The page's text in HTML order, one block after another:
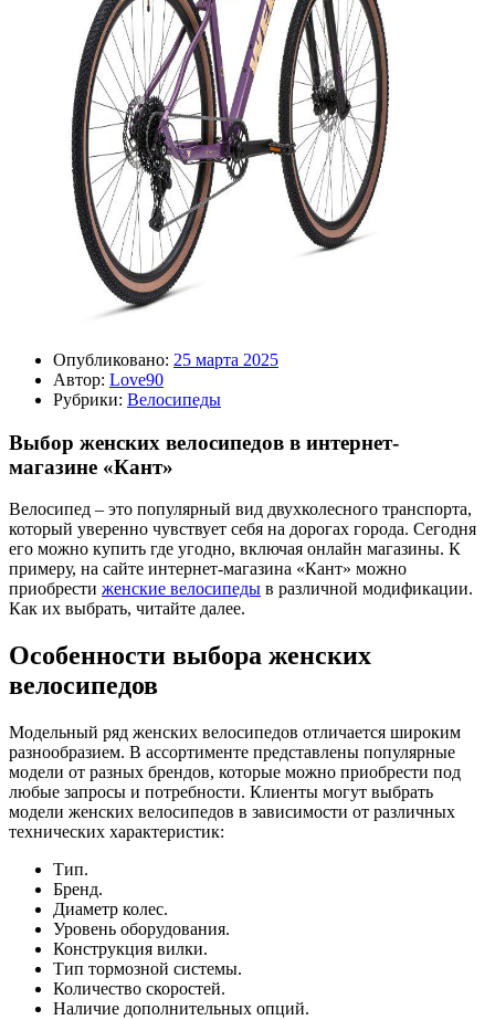
Опубликовано: 25 марта 2025
Автор: Love90
Рубрики: Велосипеды
Выбор женских велосипедов в интернет-
магазине «Кант»
Велосипед – это популярный вид двухколесного транспорта,
который уверенно чувствует себя на дорогах города. Сегодня
его можно купить где угодно, включая онлайн магазины. К
примеру, на сайте интернет-магазина «Кант» можно
приобрести женские велосипеды в различной модификации.
Как их выбрать, читайте далее.
Особенности выбора женских
велосипедов
Модельный ряд женских велосипедов отличается широким
разнообразием. В ассортименте представлены популярные
модели от разных брендов, которые можно приобрести под
любые запросы и потребности. Клиенты могут выбрать
модели женских велосипедов в зависимости от различных
технических характеристик:
Тип.
Бренд.
Диаметр колес.
Уровень оборудования.
Конструкция вилки.
Тип тормозной системы.
Количество скоростей.
Наличие дополнительных опций.